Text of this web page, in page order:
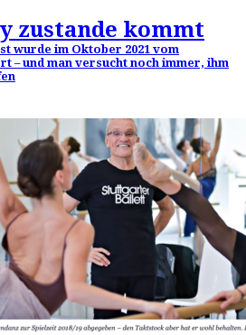
zustande kommt
wurde im Oktober 2021 vom
– und man versucht noch immer, ihm